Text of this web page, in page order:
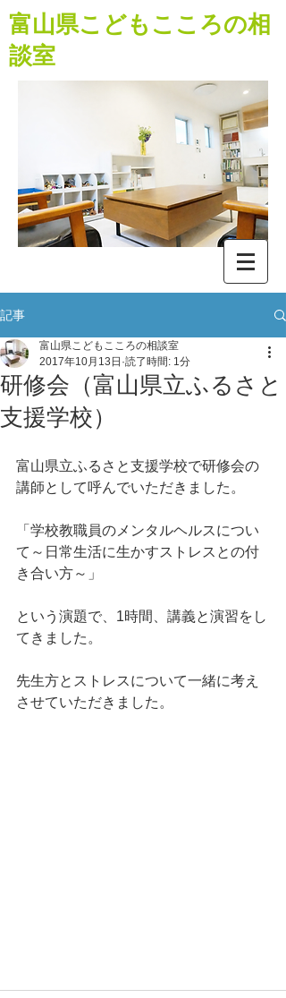
​富山県こどもこころの相
談室
記事
研修会（富山県立ふるさと
支援学校）
富山県こどもこころの相談室
2017年10月13日 読了時間: 1分
富山県立ふるさと支援学校で研修会の
講師として呼んでいただきました。
「学校教職員のメンタルヘルスについ
て～日常生活に生かすストレスとの付
き合い方～」
という演題で、1時間、講義と演習をし
てきました。
先生方とストレスについて一緒に考え
させていただきました。